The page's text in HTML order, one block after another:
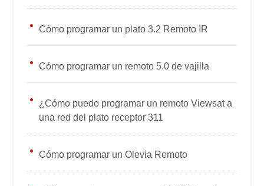
Cómo programar un plato 3.2 Remoto IR
Cómo programar un remoto 5.0 de vajilla
¿Cómo puedo programar un remoto Viewsat a
una red del plato receptor 311
Cómo programar un Olevia Remoto